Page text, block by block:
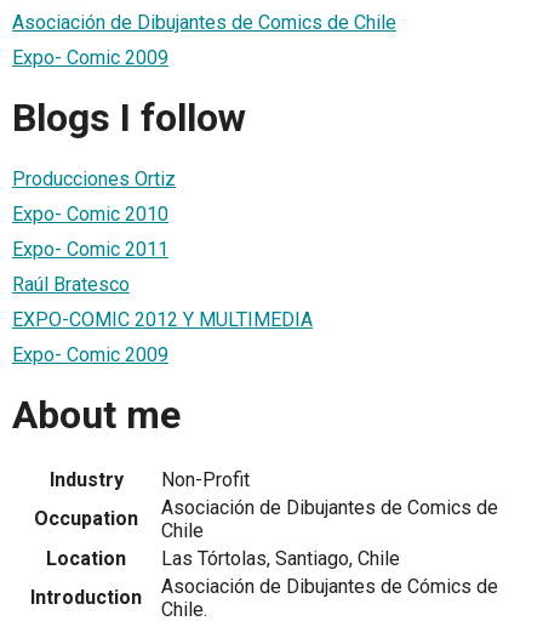
Asociación de Dibujantes de Comics de Chile
Expo- Comic 2009
Blogs I follow
Producciones Ortiz
Expo- Comic 2010
Expo- Comic 2011
Raúl Bratesco
EXPO-COMIC 2012 Y MULTIMEDIA
Expo- Comic 2009
About me
Industry
Non-Profit
Occupation
Asociación de Dibujantes de Comics de
Chile
Location
Las Tórtolas, Santiago, Chile
Introduction
Asociación de Dibujantes de Cómics de
Chile.